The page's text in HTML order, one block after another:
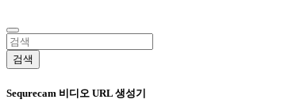
검색
Sequrecam 비디오 URL 생성기